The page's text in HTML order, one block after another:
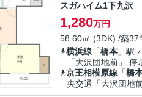
スガハイム1下九沢
1,280万円
58.60㎡ (3DK) /築37
横浜線 「橋本 」駅
「大沢団地前」 停
京王相模原線 「橋
央交通「大沢団地